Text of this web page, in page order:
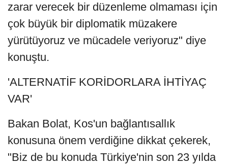
zarar verecek bir düzenleme olmaması için
çok büyük bir diplomatik müzakere
yürütüyoruz ve mücadele veriyoruz" diye
konuştu.
'ALTERNATİF KORİDORLARA İHTİYAÇ
VAR'
Bakan Bolat, Kos'un bağlantısallık
konusuna önem verdiğine dikkat çekerek,
"Biz de bu konuda Türkiye'nin son 23 yılda